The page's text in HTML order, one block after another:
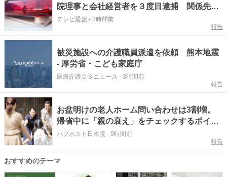
院理事と会社経営者を３度目逮捕 関係先の
サ高住に送金【愛媛】
テレビ愛媛 - 3時間前
報告
被災施設への介護職員派遣を依頼 熊本地震
- 厚労省・こども家庭庁
医療介護ＣＢニュース - 3時間前
報告
お盆明けの老人ホーム問い合わせは3割増。
帰省中に「親の衰え」をチェックするポイン
トとは
ハフポスト日本版 - 9時間前
報告
おすすめのテーマ